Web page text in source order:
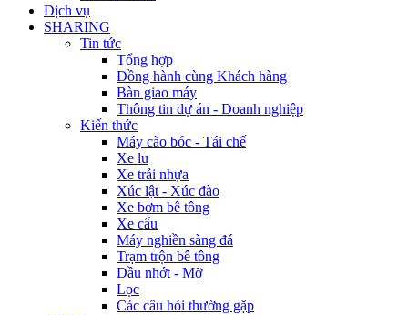
Dịch vụ
SHARING
Tin tức
Tổng hợp
Đồng hành cùng Khách hàng
Bàn giao máy
Thông tin dự án - Doanh nghiệp
Kiến thức
Máy cào bóc - Tái chế
Xe lu
Xe trải nhựa
Xúc lật - Xúc đào
Xe bơm bê tông
Xe cẩu
Máy nghiền sàng đá
Trạm trộn bê tông
Dầu nhớt - Mỡ
Lọc
Các câu hỏi thường gặp